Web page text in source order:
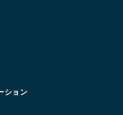
ション